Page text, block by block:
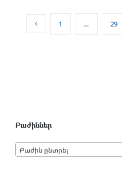
1 … 29
Բաժիններ
Բաժին ընտրել